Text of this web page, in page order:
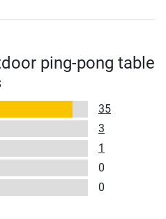
ping-pong table
35
3
1
0
0